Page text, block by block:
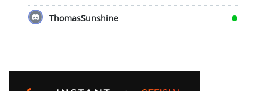
ThomasSunshine